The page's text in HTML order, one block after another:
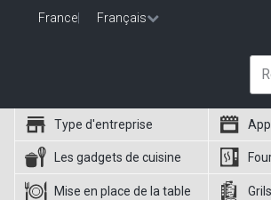
France Français
Type d'entreprise
Les gadgets de cuisine
Mise en place de la table Grils